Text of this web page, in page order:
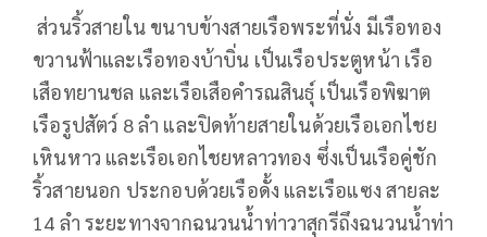
ส่วนริ้วสายใน ขนาบข้างสายเรือพระที่นั่ง มีเรือทอง
ขวานฟ้าและเรือทองบ้าบิ่น เป็นเรือประตูหน้า เรือ
เสือทยานชล และเรือเสือคำรณสินธุ์ เป็นเรือพิฆาต
เรือรูปสัตว์ 8 ลำ และปิดท้ายสายในด้วยเรือเอกไชย
เหินหาว และเรือเอกไชยหลาวทอง ซึ่งเป็นเรือคู่ชัก
ริ้วสายนอก ประกอบด้วยเรือดั้ง และเรือแซง สายละ
14 ลำ ระยะทางจากฉนวนน้ำท่าวาสุกรีถึงฉนวนน้ำท่า